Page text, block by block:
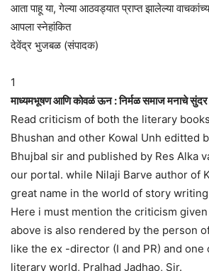
आता पाहू या, गेल्या आठवड्यात प्राप्त झालेल्या
आपला स्नेहांकित
देवेंद्र भुजबळ (संपादक)
1
माध्यमभूषण आणि कोवळं ऊन : निर्मळ समाज मनाचे सुंदर
Read criticism of both the literary
Bhushan and other Kowal Unh editted
Bhujbal sir and published by Res Alka
our portal. while Nilaji Barve author of
great name in the world of story
Here i must mention the criticism
above is also rendered by the person
like the ex -director (I and PR) and
literary world, Pralhad Jadhao, Sir.